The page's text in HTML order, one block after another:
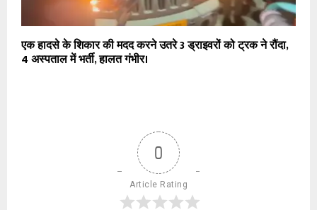
एक हादसे के शिकार की मदद करने उतरे 3 ड्राइवरों को ट्रक ने रौंदा,
4 अस्पताल में भर्ती, हालत गंभीर।
0
Article Rating